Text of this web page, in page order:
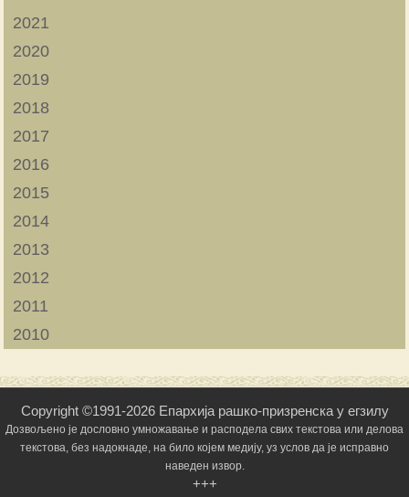
2021
2020
2019
2018
2017
2016
2015
2014
2013
2012
2011
2010
Copyright ©1991-2026 Епархија рашко-призренска у егзилу
Дозвољено је дословно умножавање и расподела свих текстова или делова
текстова, без надокнаде, на било којем медију, уз услов да је исправно
наведен извор.
+++